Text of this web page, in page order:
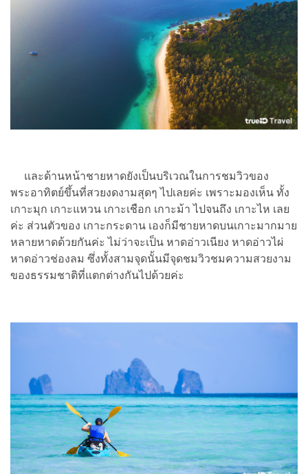
และด้านหน้าชายหาดยังเป็นบริเวณในการชมวิวของ
พระอาทิตย์ขึ้นที่สวยงดงามสุดๆ ไปเลยค่ะ เพราะมองเห็น ทั้ง
เกาะมุก เกาะแหวน เกาะเชือก เกาะม้า ไปจนถึง เกาะไห เลย
ค่ะ ส่วนตัวของ เกาะกระดาน เองก็มีชายหาดบนเกาะมากมาย
หลายหาดด้วยกันค่ะ ไม่ว่าจะเป็น หาดอ่าวเนียง หาดอ่าวไผ่
หาดอ่าวช่องลม ซึ่งทั้งสามจุดนั้นมีจุดชมวิวชมความสวยงาม
ของธรรมชาติที่แตกต่างกันไปด้วยค่ะ